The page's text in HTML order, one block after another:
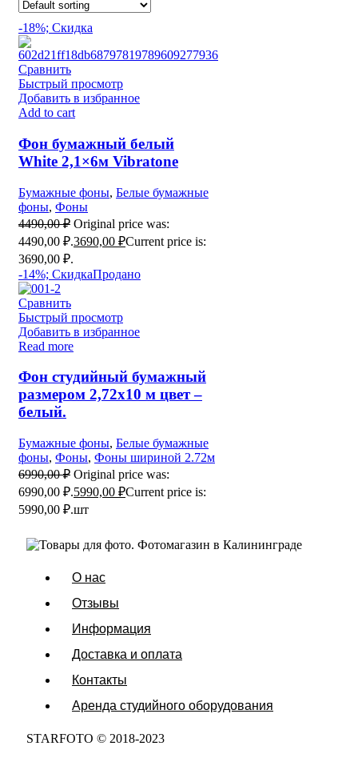
-18%; Скидка
Сравнить
Быстрый просмотр
Добавить в избранное
Add to cart
Фон бумажный белый
White 2,1×6м Vibratone
Бумажные фоны, Белые бумажные
фоны, Фоны
4490,00₽ Original price was:
4490,00 ₽.3690,00 ₽Current price is:
3690,00 ₽.
-14%; СкидкаПродано
Сравнить
Быстрый просмотр
Добавить в избранное
Read more
Фон студийный бумажный
размером 2,72х10 м цвет –
белый.
Бумажные фоны, Белые бумажные
фоны, Фоны, Фоны шириной 2.72м
6990,00₽ Original price was:
6990,00 ₽.5990,00 ₽Current price is:
5990,00 ₽.шт
О нас
Отзывы
Информация
Доставка и оплата
Контакты
Аренда студийного оборудования
STARFOTO © 2018-2023